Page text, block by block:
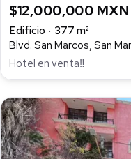
$12,000,000 MXN
Edificio
377 m²
Blvd. San Marcos, San
Hotel en venta‼️